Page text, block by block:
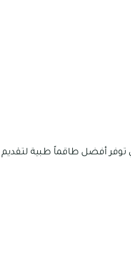
التي توفر أفضل طاقماً طبية